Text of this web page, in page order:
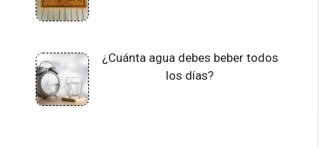
¿Cuánta agua debes beber todos
los días?